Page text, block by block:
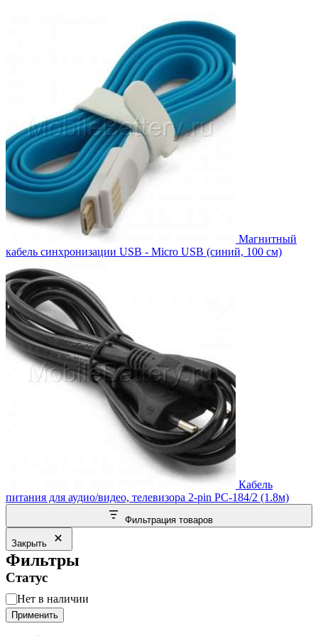
648.00₽.
594.00₽.
Магнитный
кабель синхронизации USB - Micro USB (синий, 100 см)
Кабель
питания для аудио/видео, телевизора 2-pin PC-184/2 (1.8м)
Фильтрация товаров
Закрыть
Фильтры
Статус
Статус
Нет в наличии
Применить